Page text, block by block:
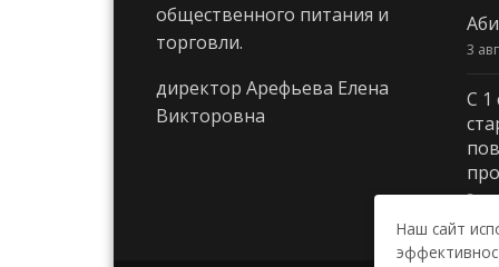
общественного питания и
торговли.
директор Арефьева Елена
Викторовна
3
С 1
3
Наш сайт